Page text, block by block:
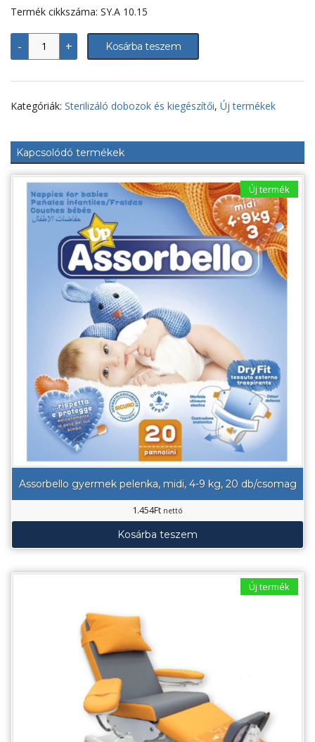
Termék cikkszáma: SY.A 10.15
-
Sterilizáló
doboz/konténer
-
mm,
perforált
+ Kosárba teszem
Kategóriák: Sterilizáló dobozok és kiegészítői, Új termékek
Kapcsolódó termékek
Új termék
Assorbello gyermek pelenka, midi, 4-9 kg, 20 db/csomag
1.454Ft nettó
Kosárba teszem
Új termék